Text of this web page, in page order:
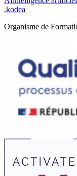
.kodea
Organisme de